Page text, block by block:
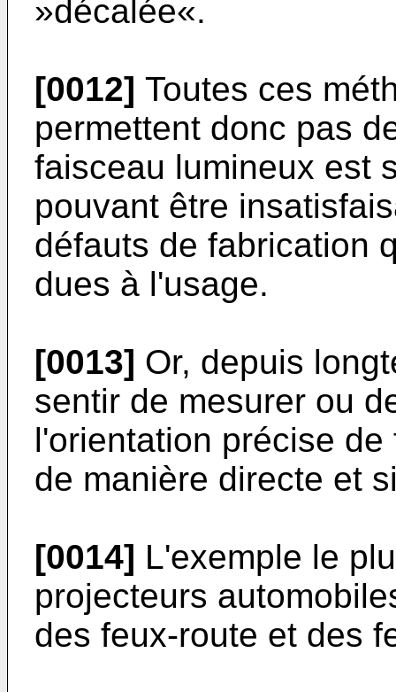
»décalée«.
[0012] Toutes ces
permettent donc pas
faisceau lumineux est
pouvant être
défauts de fabrication
dues à l'usage.
[0013] Or, depuis
sentir de mesurer ou
l'orientation précise
de manière directe et
[0014] L'exemple le
projecteurs
des feux-route et des